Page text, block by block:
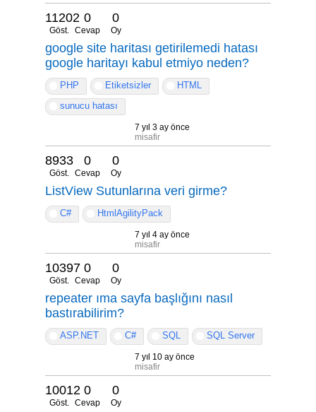
11202
Göst.
0
Cevap
0
Oy
google site haritası getirilemedi hatası
google haritayı kabul etmiyo neden?
PHP Etiketsizler
HTML
sunucu hatası
7 yıl 3 ay önce
misafir
8933
Göst.
0
Cevap
0
Oy
ListView Sutunlarına veri girme?
C# HtmlAgilityPack
7 yıl 4 ay önce
misafir
10397
Göst.
0
Cevap
0
Oy
repeater ıma sayfa başlığını nasıl
bastırabilirim?
ASP.NET C# SQL SQL Server
7 yıl 10 ay önce
misafir
10012
Göst.
0
Cevap
0
Oy